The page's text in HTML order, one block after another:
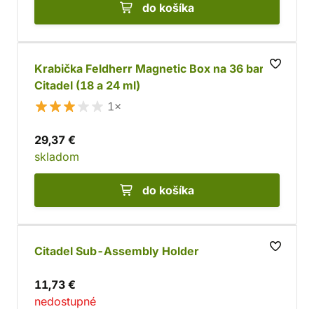
do košíka
Krabička Feldherr Magnetic Box na 36 barev
Citadel (18 a 24 ml)
1×
29,37 €
skladom
do košíka
Citadel Sub-Assembly Holder
11,73 €
nedostupné